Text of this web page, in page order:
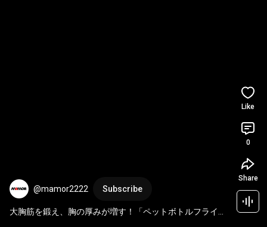
@mamor2222 Subscribe
大胸筋を鍛え、胸の厚みが増す！「ペットボトルフライ」
Like
0
Share